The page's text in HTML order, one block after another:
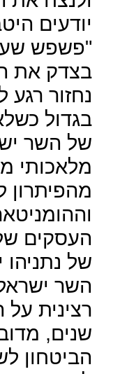
יודעים
"פשפש
בצדק את
נחזור רגע
בגדול
של השר
מלאכותי
מהפיתרון
העסקים
של נתניהו
השר
רצינית
שנים,
הביטחון